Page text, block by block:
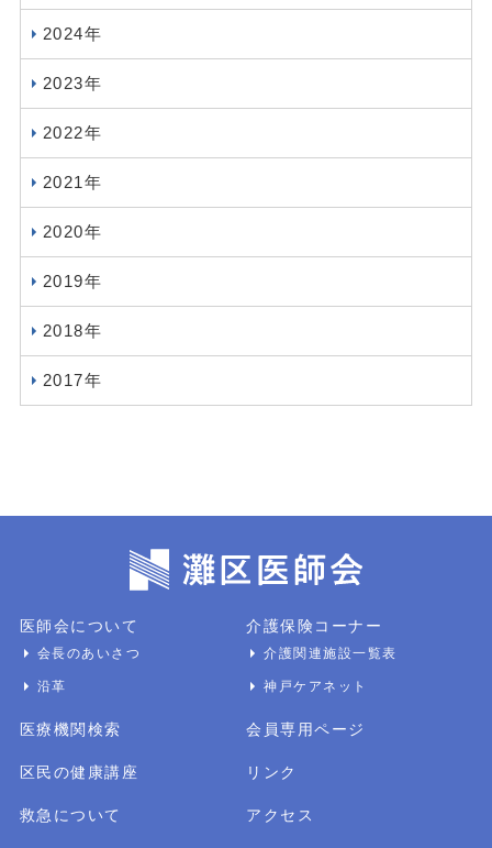
2024年
2023年
2022年
2021年
2020年
2019年
2018年
2017年
医師会について
会長のあいさつ
沿革
医療機関検索
介護保険コーナー
介護関連施設一覧表
神戸ケアネット
会員専用ページ
区民の健康講座
救急について
リンク
アクセス